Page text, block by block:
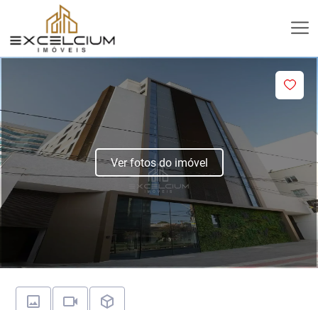
Ver fotos do imóvel